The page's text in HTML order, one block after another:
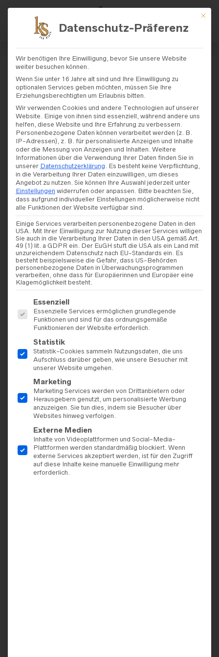
START/SHOP/ BRAUTKLEIDER/DIAN
E LEGRAND
/ DIANE LEGRANDE – MODELL
„50900“
Diane Legrande –
Modell „50900“
Mit
Datenschutz-Präferenz
Wir benötigen Ihre Einwilligung, bevor Sie unsere Website
weiter besuchen können.
Wenn Sie unter 16 Jahre alt sind und Ihre Einwilligung zu
optionalen Services geben möchten, müssen Sie Ihre
Erziehungsberechtigten um Erlaubnis bitten.
Wir verwenden Cookies und andere Technologien auf unserer
Website. Einige von ihnen sind essenziell, während andere uns
helfen, diese Website und Ihre Erfahrung zu verbessern.
Personenbezogene Daten können verarbeitet werden (z. B.
IP-Adressen), z. B. für personalisierte Anzeigen und Inhalte
oder die Messung von Anzeigen und Inhalten. Weitere
Informationen über die Verwendung Ihrer Daten finden Sie in
unserer Datenschutzerklärung. Es besteht keine Verpflichtung,
in die Verarbeitung Ihrer Daten einzuwilligen, um dieses
Angebot zu nutzen. Sie können Ihre Auswahl jederzeit unter
Einstellungen widerrufen oder anpassen. Bitte beachten Sie,
dass aufgrund individueller Einstellungen möglicherweise nicht
alle Funktionen der Website verfügbar sind.
Einige Services verarbeiten personenbezogene Daten in den
USA. Mit Ihrer Einwilligung zur Nutzung dieser Services willigen
Sie auch in die Verarbeitung Ihrer Daten in den USA gemäß Art.
49 (1) lit. a GDPR ein. Der EuGH stuft die USA als ein Land mit
unzureichendem Datenschutz nach EU-Standards ein. Es
besteht beispielsweise die Gefahr, dass US-Behörden
personenbezogene Daten in Überwachungsprogrammen
verarbeiten, ohne dass für Europäerinnen und Europäer eine
Klagemöglichkeit besteht.
Es folgt eine Liste der Service-Gruppen, für die eine
Essenziell
Essenzielle Services ermöglichen grundlegende
Funktionen und sind für das ordnungsgemäße
Funktionieren der Website erforderlich.
Statistik
Statistik-Cookies sammeln Nutzungsdaten, die uns
Aufschluss darüber geben, wie unsere Besucher mit
unserer Website umgehen.
Marketing
Marketing Services werden von Drittanbietern oder
Herausgebern genutzt, um personalisierte Werbung
anzuzeigen. Sie tun dies, indem sie Besucher über
Websites hinweg verfolgen.
Externe Medien
Inhalte von Videoplattformen und Social-Media-
Plattformen werden standardmäßig blockiert. Wenn
externe Services akzeptiert werden, ist für den Zugriff
auf diese Inhalte keine manuelle Einwilligung mehr
erforderlich.